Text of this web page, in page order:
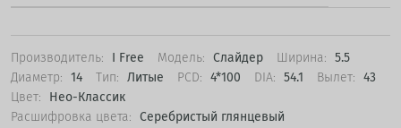
Производитель: I Free Модель: Слайдер Ширина: 5.5
Диаметр: 14 Тип: Литые PCD: 4*100 DIA: 54.1 Вылет: 43
Цвет:
Нео-Классик
Расшифровка цвета: Серебристый глянцевый